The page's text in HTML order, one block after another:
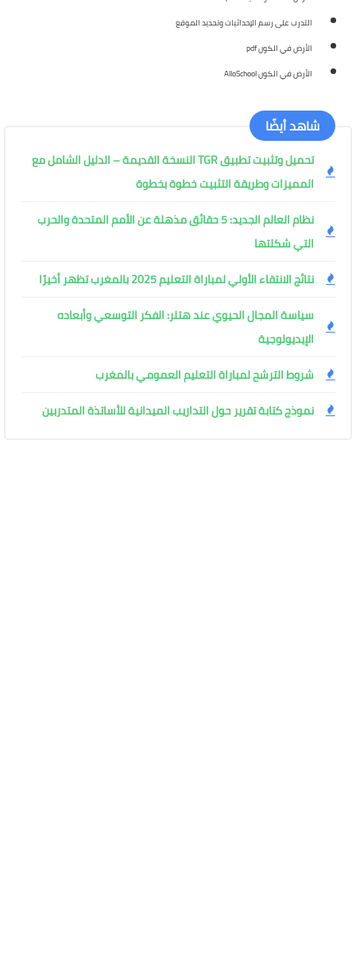
التدرب على رسم الإحداثيات وتحديد الموقع
الأرض في الكون pdf
الأرض في الكون AlloSchool
شاهد أيضًا
تحميل وتثبيت تطبيق TGR النسخة القديمة – الدليل الشامل مع
المميزات وطريقة التثبيت خطوة بخطوة
نظام العالم الجديد: 5 حقائق مذهلة عن الأمم المتحدة والحرب
التي شكلتها
نتائج الانتقاء الأولي لمباراة التعليم 2025 بالمغرب تظهر أخيرًا
سياسة المجال الحيوي عند هتلر: الفكر التوسعي وأبعاده
الإيديولوجية
شروط الترشح لمباراة التعليم العمومي بالمغرب
نموذج كتابة تقرير حول التداريب الميدانية للأساتذة المتدربين